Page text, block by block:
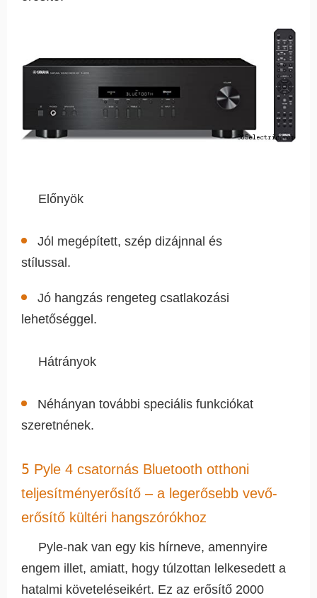
Előnyök
Jól megépített, szép dizájnnal és
stílussal.
Jó hangzás rengeteg csatlakozási
lehetőséggel.
Hátrányok
Néhányan további speciális funkciókat
szeretnének.
5 Pyle 4 csatornás Bluetooth otthoni
teljesítményerősítő – a legerősebb vevő-
erősítő kültéri hangszórókhoz
Pyle-nak van egy kis hírneve, amennyire
engem illet, amiatt, hogy túlzottan lelkesedett a
hatalmi követeléseikért. Ez az erősítő 2000